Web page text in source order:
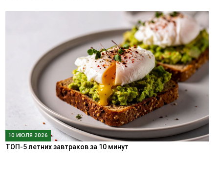
10 ИЮЛЯ 2026
ТОП-5 летних завтраков за 10 минут